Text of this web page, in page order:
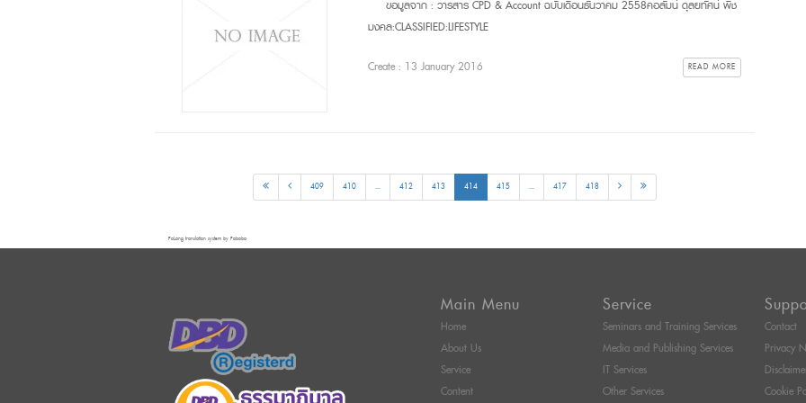
ข้อมูลจาก : วารสาร CPD & Account ฉบับเดือนธันวาคม 2558คอลัมน์ ดุลยทัศน์ พืช
มงคล:CLASSIFIED:LIFESTYLE
Create : 13 January 2016 READ MORE
409 410 ... 412 413 414 415 ... 417 418
FaLang translation system by Faboba
Main Menu
Home
About Us
Service
Content
Service
Seminars and Training Services
Media and Publishing Services
IT Services
Other Services
Contact
Privacy
Cookie